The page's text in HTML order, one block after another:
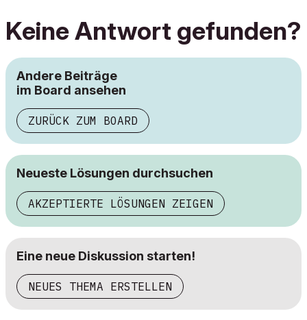
Keine Antwort gefunden?
Andere Beiträge
im Board ansehen
ZURÜCK ZUM BOARD
Neueste Lösungen durchsuchen
AKZEPTIERTE LÖSUNGEN ZEIGEN
Eine neue Diskussion starten!
NEUES THEMA ERSTELLEN